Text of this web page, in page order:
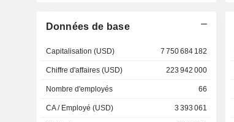
Données de base
Capitalisation (USD) 7 750 684 182
Chiffre d'affaires (USD) 223 942 000
Nombre d'employés 66
CA / Employé (USD) 3 393 061